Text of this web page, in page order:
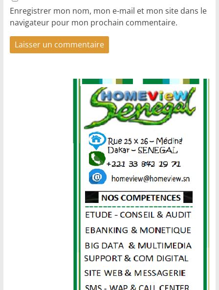
Enregistrer mon nom, mon e-mail et mon site dans le
navigateur pour mon prochain commentaire.